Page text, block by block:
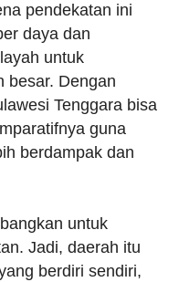
pendekatan ini
daya dan
untuk
besar. Dengan
Tenggara bisa
guna
berdampak dan
untuk
Jadi, daerah itu
berdiri sendiri,